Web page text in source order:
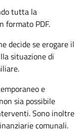
tutta la
formato PDF.
decide se erogare il
situazione di
e
sia possibile
Sono inoltre
comunali.